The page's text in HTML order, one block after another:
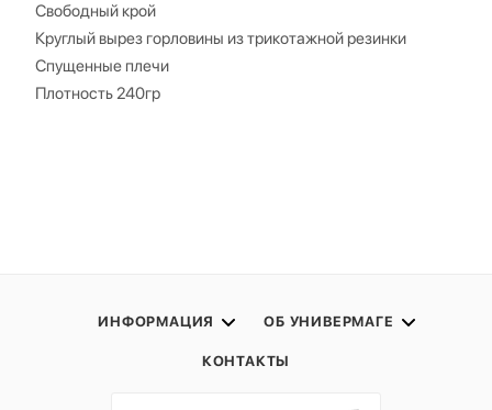
Свободный крой
Круглый вырез горловины из трикотажной резинки
Спущенные плечи
Плотность 240гр
ИНФОРМАЦИЯ ОБ УНИВЕРМАГЕ
КОНТАКТЫ